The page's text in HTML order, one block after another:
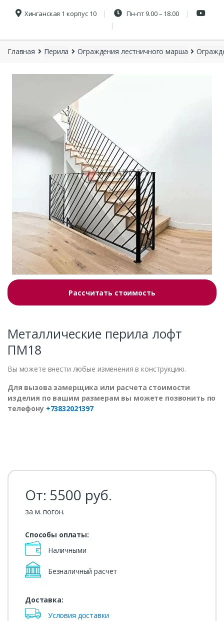
Хинганская 1 корпус 10 Пн-пт 9.00 – 18.00
Главная Перила Ограждения лестничного марша
Рассчитать стоимость
Металлические перила лофт
ПМ18
Вы можете внести любые изменения в конструкцию.
Для вызова замерщика или расчета стоимости
изделия по вашим размерам вы можете позвонить по
телефону +73832021397
От: 5500 руб.
за м. погон.
Способы оплаты:
Наличными
Безналичный расчет
Доставка:
Условия доставки